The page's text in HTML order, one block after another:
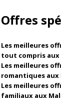
Offres
Les meilleures
tout compris aux
Les meilleures
romantiques aux
Les meilleures
familiaux aux